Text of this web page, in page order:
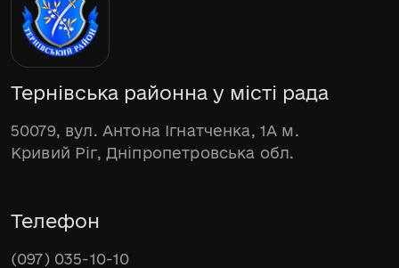
Тернівська районна у місті рада
50079, вул. Антона Ігнатченка, 1А м.
Кривий Ріг, Дніпропетровська обл.
Телефон
(097) 035-10-10